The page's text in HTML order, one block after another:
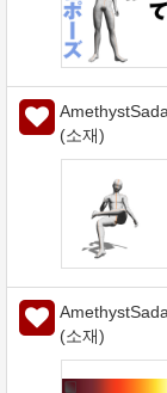
(소재)
(소재)